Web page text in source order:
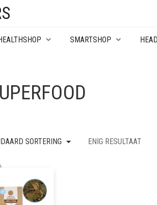
SMARTSHOP
SORTERING ENIG RESULTAAT